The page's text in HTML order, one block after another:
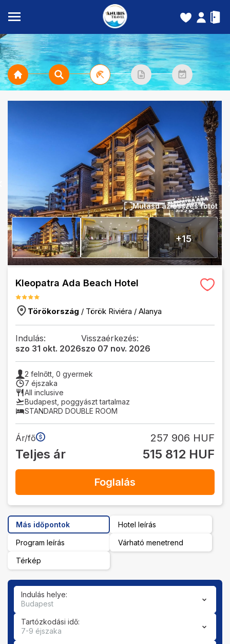
Mutasd az összes fotót
+15
Kleopatra Ada Beach Hotel
Törökország / Török Riviéra / Alanya
Indulás:
szo 31 okt. 2026
Visszaérkezés:
szo 07 nov. 2026
2 felnőtt, 0 gyermek
7 éjszaka
All inclusive
Budapest poggyászt tartalmaz
STANDARD DOUBLE ROOM
Ár/fő 257 906 HUF
Teljes ár 515 812 HUF
Foglalás
Más időpontok Hotel leírás
Program leírás Várható menetrend
Térkép
Indulás helye:
Budapest
Tartózkodási idő:
7-9 éjszaka